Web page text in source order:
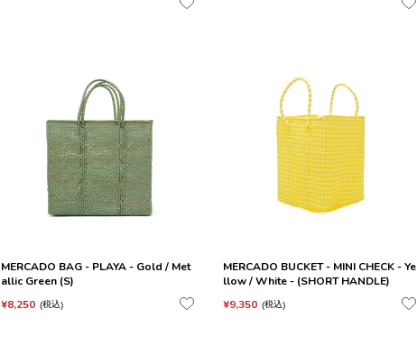
MERCADO BAG - PLAYA - Gold / Met
allic Green (S)
¥8,250 税込
MERCADO BUCKET - MINI CHECK - Ye
llow / White - (SHORT HANDLE)
¥9,350 税込